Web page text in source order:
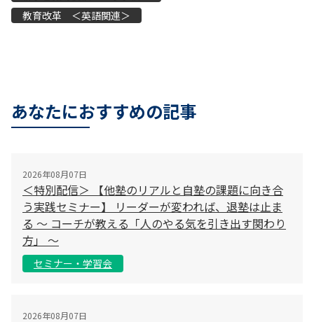
教育改革 ＜英語関連＞
あなたにおすすめの記事
2026年08月07日
＜特別配信＞ 【他塾のリアルと自塾の課題に向き合
う実践セミナー】 リーダーが変われば、退塾は止ま
る 〜 コーチが教える「人のやる気を引き出す関わり
方」 〜
セミナー・学習会
2026年08月07日